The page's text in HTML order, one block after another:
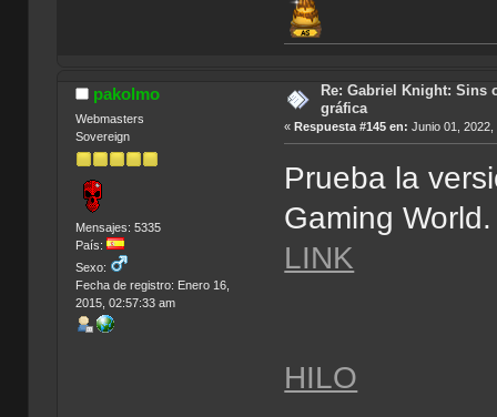
pakolmo
Webmasters
Sovereign
Mensajes: 5335
País:
Sexo:
Fecha de registro: Enero 16,
2015, 02:57:33 am
Re: Gabriel Knight: Sins
gráfica
«Respuesta #145 en: Junio 01,
Prueba la
Gaming World.
LINK
HILO